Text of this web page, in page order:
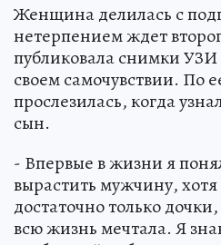
Женщина делилась с
нетерпением ждет
публиковала снимки УЗИ
своем самочувствии. По
прослезилась, когда
сын.
- Впервые в жизни я
вырастить мужчину, хотя
достаточно только
всю жизнь мечтала. Я